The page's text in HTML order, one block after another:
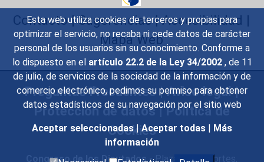
Esta web utiliza cookies de terceros y propias para
optimizar el servicio, no recaba ni cede datos de carácter
personal de los usuarios sin su conocimiento. Conforme a
lo dispuesto en el artículo 22.2 de la Ley 34/2002 , de 11
de julio, de servicios de la sociedad de la información y de
comercio electrónico, pedimos su permiso para obtener
datos estadísticos de su navegación por el sitio web
Aceptar seleccionadas | Aceptar todas | Más
información
Contacto|Sugerencias|Accesibilidad |
Mapa Web
Preguntas Frecuentes|Aviso legal|
Protección de datos|Política de
Cookies
Congreso de los Diputados- Plaza de las Cortes,